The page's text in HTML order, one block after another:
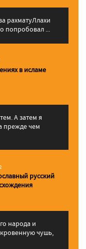
попробовал ...
в исламе
А затем я
прежде чем
русский
народа и
чушь,